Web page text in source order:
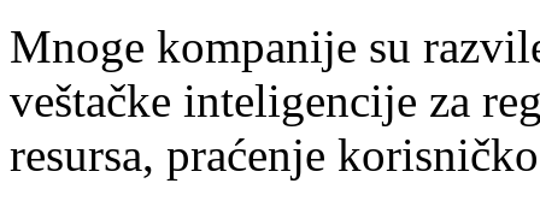
Mnoge kompanije su
veštačke inteligencije za
resursa, praćenje